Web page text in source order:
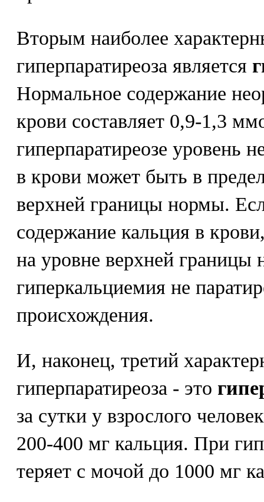
Вторым наиболее
гиперпаратиреоза является
Нормальное содержание
крови составляет 0,9-1,3
гиперпаратиреозе уровень
в крови может быть в
верхней границы нормы.
содержание кальция в
на уровне верхней
гиперкальциемия не
происхождения.
И, наконец, третий
гиперпаратиреоза - это
за сутки у взрослого
200-400 мг кальция. При
теряет с мочой до 1000 мг